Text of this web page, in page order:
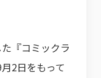
『コミックラ
2日をもって